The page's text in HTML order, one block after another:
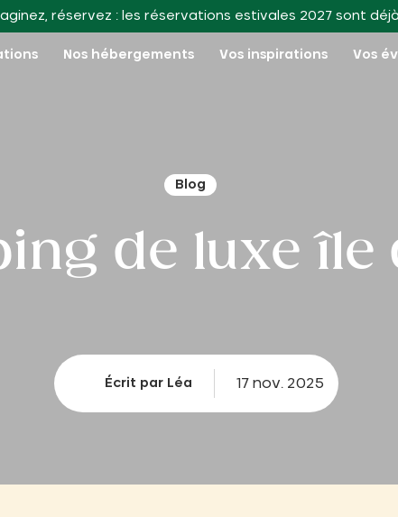
réservez : les réservations estivales 2027 sont
Nos hébergements Vos inspirations Vos
Blog
de luxe île
Écrit par Léa 17 nov. 2025